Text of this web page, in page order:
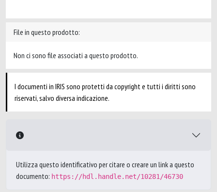
File in questo prodotto:
Non ci sono file associati a questo prodotto.
I documenti in IRIS sono protetti da copyright e tutti i diritti sono
riservati, salvo diversa indicazione.
Utilizza questo identificativo per citare o creare un link a questo
documento: https://hdl.handle.net/10281/46730